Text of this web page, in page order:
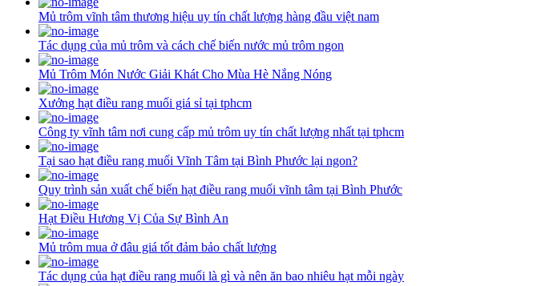
Mủ trôm vĩnh tâm thương hiệu uy tín chất lượng hàng đầu việt nam
Tác dụng của mủ trôm và cách chế biến nước mủ trôm ngon
Mủ Trôm Món Nước Giải Khát Cho Mùa Hè Nắng Nóng
Xưởng hạt điều rang muối giá sỉ tại tphcm
Công ty vĩnh tâm nơi cung cấp mủ trôm uy tín chất lượng nhất tại tphcm
Tại sao hạt điều rang muối Vĩnh Tâm tại Bình Phước lại ngon?
Quy trình sản xuất chế biến hạt điều rang muối vĩnh tâm tại Bình Phước
Hạt Điều Hương Vị Của Sự Bình An
Mủ trôm mua ở đâu giá tốt đảm bảo chất lượng
Tác dụng của hạt điều rang muối là gì và nên ăn bao nhiêu hạt mỗi ngày